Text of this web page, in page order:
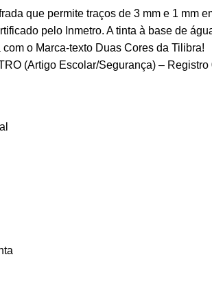
que permite traços de 3 mm e 1 mm
pelo Inmetro. A tinta à base de
o Marca-texto Duas Cores da Tilibra!
(Artigo Escolar/Segurança) –